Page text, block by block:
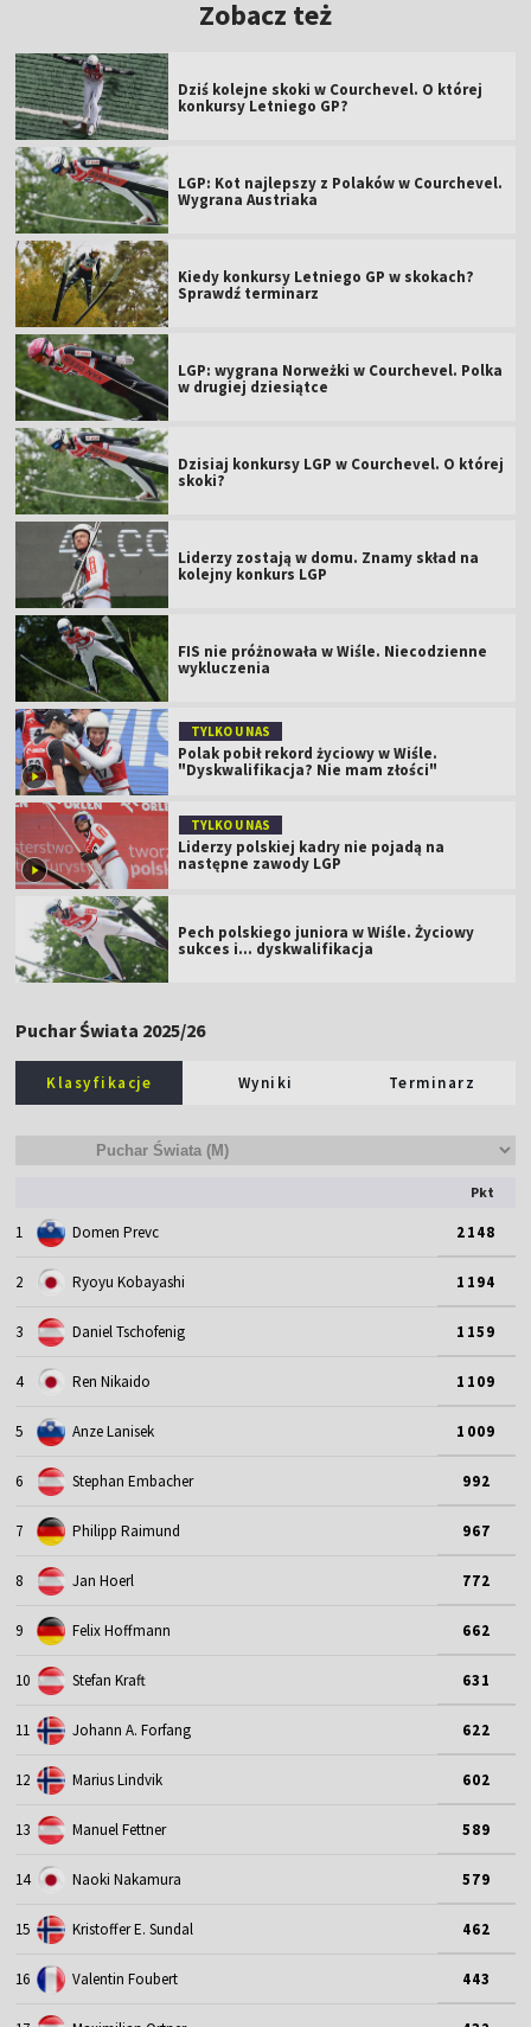
Zobacz też
Dziś kolejne skoki w Courchevel. O której
konkursy Letniego GP?
LGP: Kot najlepszy z Polaków w Courchevel.
Wygrana Austriaka
Kiedy konkursy Letniego GP w skokach?
Sprawdź terminarz
LGP: wygrana Norweżki w Courchevel. Polka
w drugiej dziesiątce
Dzisiaj konkursy LGP w Courchevel. O której
skoki?
Liderzy zostają w domu. Znamy skład na
kolejny konkurs LGP
FIS nie próżnowała w Wiśle. Niecodzienne
wykluczenia
TYLKO U NAS
Polak pobił rekord życiowy w Wiśle.
"Dyskwalifikacja? Nie mam złości"
TYLKO U NAS
Liderzy polskiej kadry nie pojadą na
następne zawody LGP
Pech polskiego juniora w Wiśle. Życiowy
sukces i... dyskwalifikacja
Puchar Świata 2025/26
Klasyfikacje Wyniki Terminarz
Pkt
1 Domen Prevc 2148
2 Ryoyu Kobayashi 1194
3 Daniel Tschofenig 1159
4 Ren Nikaido 1109
5 Anze Lanisek 1009
6 Stephan Embacher 992
7 Philipp Raimund 967
8 Jan Hoerl 772
9 Felix Hoffmann 662
10 Stefan Kraft 631
11 Johann A. Forfang 622
12 Marius Lindvik 602
13 Manuel Fettner 589
14 Naoki Nakamura 579
15 Kristoffer E. Sundal 462
16 Valentin Foubert 443